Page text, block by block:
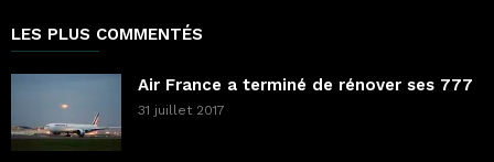
LES PLUS COMMENTÉS
Air France a terminé de rénover ses 777
31 juillet 2017